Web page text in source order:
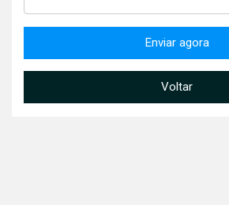
Enviar agora
Voltar